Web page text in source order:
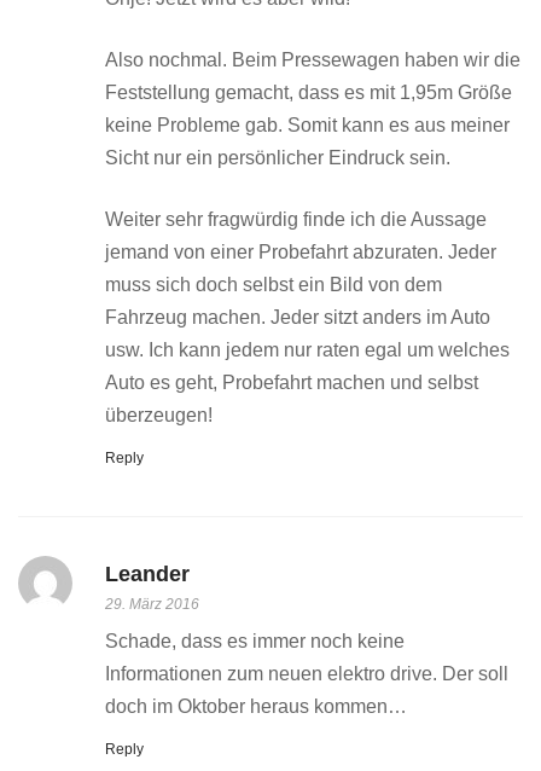
Also nochmal. Beim Pressewagen haben wir die
Feststellung gemacht, dass es mit 1,95m Größe
keine Probleme gab. Somit kann es aus meiner
Sicht nur ein persönlicher Eindruck sein.
Weiter sehr fragwürdig finde ich die Aussage
jemand von einer Probefahrt abzuraten. Jeder
muss sich doch selbst ein Bild von dem
Fahrzeug machen. Jeder sitzt anders im Auto
usw. Ich kann jedem nur raten egal um welches
Auto es geht, Probefahrt machen und selbst
überzeugen!
Reply
Leander
29. März 2016
Schade, dass es immer noch keine
Informationen zum neuen elektro drive. Der soll
doch im Oktober heraus kommen…
Reply